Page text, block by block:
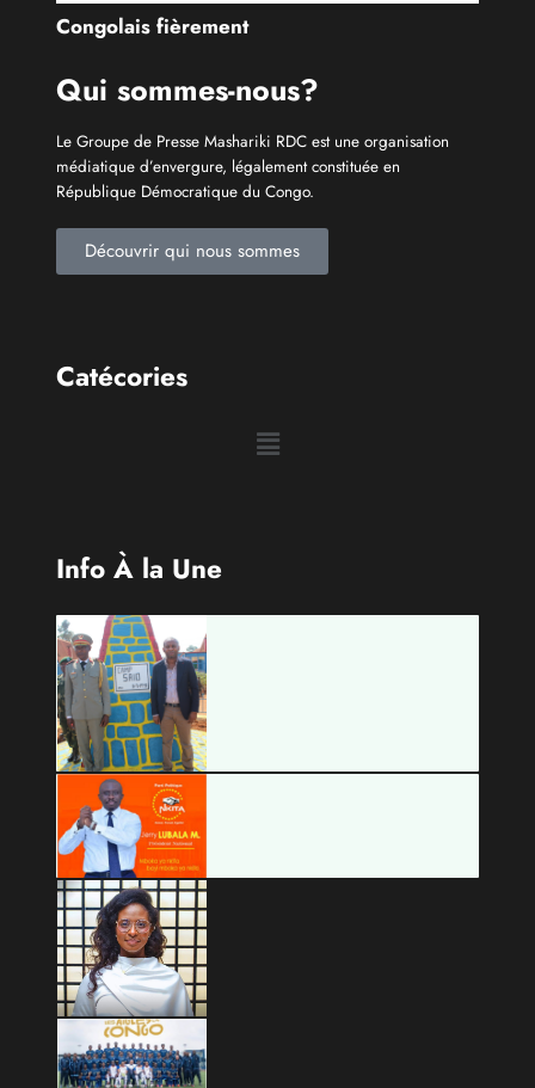
Congolais fièrement
Qui sommes-nous?
Le Groupe de Presse Mashariki RDC est une organisation
médiatique d’envergure, légalement constituée en
République Démocratique du Congo.
Info À la Une